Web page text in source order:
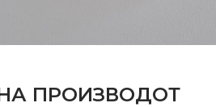
ПРОИЗВОДОТ